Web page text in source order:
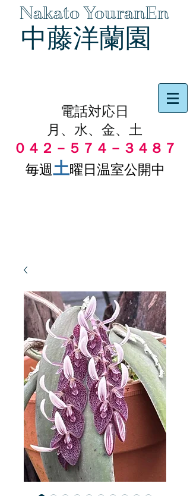
Nakato YouranEn
中藤洋蘭園
電話対応日
月、水、金、土
０４２－５７４－３４８７
毎週土曜日温室公開中